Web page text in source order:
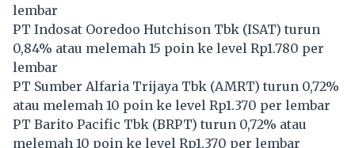
lembar
PT Indosat Ooredoo Hutchison Tbk (ISAT) turun
0,84% atau melemah 15 poin ke level Rp1.780 per
lembar
PT Sumber Alfaria Trijaya Tbk (AMRT) turun 0,72%
atau melemah 10 poin ke level Rp1.370 per lembar
PT Barito Pacific Tbk (BRPT) turun 0,72% atau
melemah 10 poin ke level Rp1.370 per lembar